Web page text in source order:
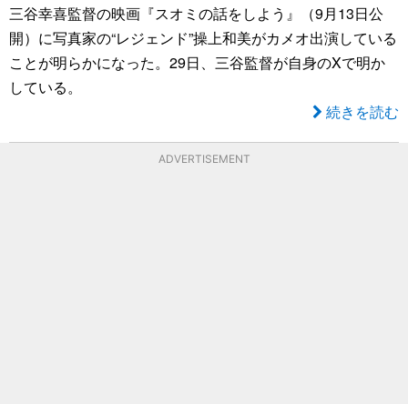
三谷幸喜監督の映画『スオミの話をしよう』（9月13日公
開）に写真家の“レジェンド”操上和美がカメオ出演している
ことが明らかになった。29日、三谷監督が自身のXで明か
している。
続きを読む
ADVERTISEMENT